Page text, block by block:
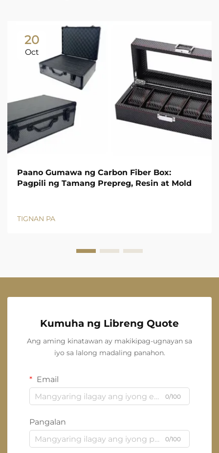
20
Oct
Paano Gumawa ng Carbon Fiber Box:
Pagpili ng Tamang Prepreg, Resin at Mold
TIGNAN PA
Kumuha ng Libreng Quote
Ang aming kinatawan ay makikipag-ugnayan sa
iyo sa lalong madaling panahon.
Email
0/100
Pangalan
0/100